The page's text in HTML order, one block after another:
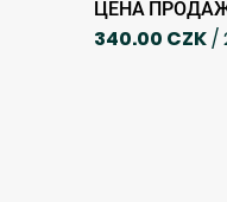
ЦЕНА
340.00 CZK/